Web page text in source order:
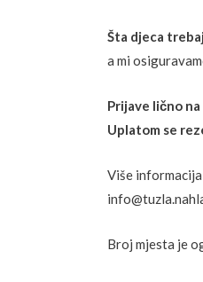
Šta djeca
a mi
Prijave lično na
Uplatom se
Više
Broj mjesta je